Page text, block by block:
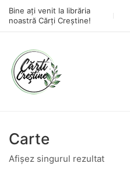
Bine ați venit la librăria
noastră Cărți Creștine!
Carte
Afișez singurul rezultat